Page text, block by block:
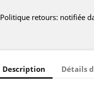
Politique retours: notifiée
Description Détails